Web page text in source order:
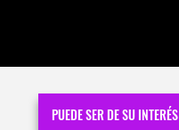
PUEDE SER DE SU INTERÉS